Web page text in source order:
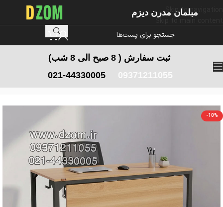
Skip to navigation
مبلمان مدرن دیزم
ثبت سفارش ( 8 صبح الی 8 شب)
09371211055
021-44330005
-10%